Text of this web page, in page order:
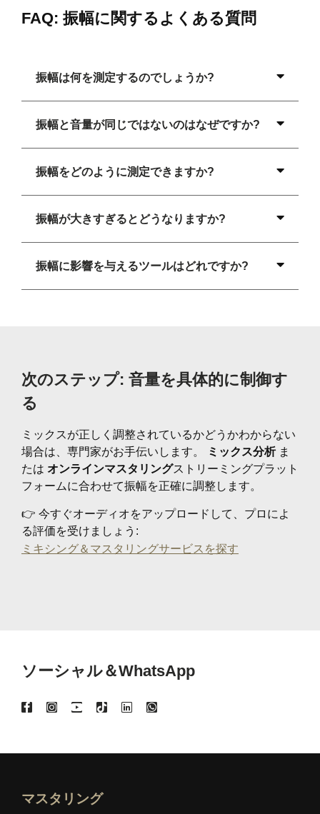
FAQ: 振幅に関するよくある質問
振幅は何を測定するのでしょうか?
振幅と音量が同じではないのはなぜですか?
振幅をどのように測定できますか?
振幅が大きすぎるとどうなりますか?
振幅に影響を与えるツールはどれですか?
次のステップ: 音量を具体的に制御す
る
ミックスが正しく調整されているかどうかわからない
場合は、専門家がお手伝いします。
ミックス分析ま
たは オンラインマスタリングストリーミングプラット
フォームに合わせて振幅を正確に調整します。
👉 今すぐオーディオをアップロードして、プロによ
る評価を受けましょう:
ミキシング＆マスタリングサービスを探す
ソーシャル＆WhatsApp
マスタリング